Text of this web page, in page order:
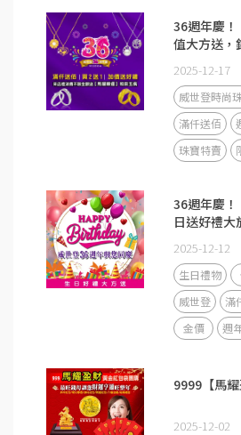
36週年慶
值大方送，
2025-12-17
威世登時尚
滿仟送佰
珠寶特賣
36週年慶
日送好禮大
2025-12-12
生日禮物
威世登
滿
金價
週
9999【馬
2025-12-02